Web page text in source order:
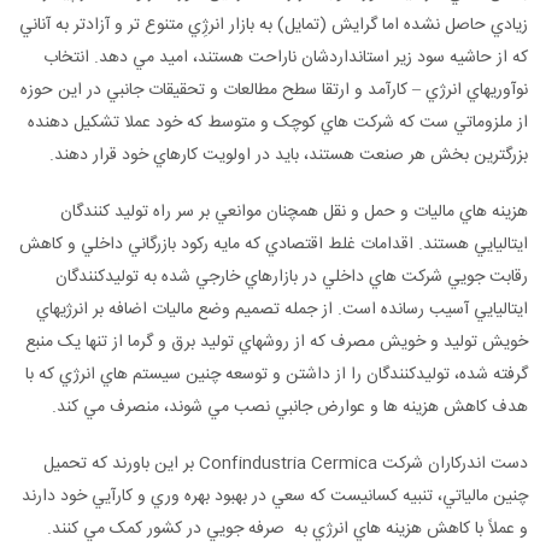
زيادي حاصل نشده اما گرايش (تمايل) به بازار انرژِي متنوع تر و آزادتر به آناني
که از حاشيه سود زير استانداردشان ناراحت هستند، اميد مي دهد. انتخاب
نوآوريهاي انرژي – کارآمد و ارتقا سطح مطالعات و تحقيقات جانبي در اين حوزه
از ملزوماتي ست که شرکت هاي کوچک و متوسط که خود عملا تشکيل دهنده
بزرگترين بخش هر صنعت هستند، بايد در اولويت کارهاي خود قرار دهند.
هزينه هاي ماليات و حمل و نقل همچنان موانعي بر سر راه توليد کنندگان
ايتاليايي هستند. اقدامات غلط اقتصادي که مايه رکود بازرگاني داخلي و کاهش
رقابت جويي شرکت هاي داخلي در بازارهاي خارجي شده به توليدکنندگان
ايتاليايي آسيب رسانده است. از جمله تصميم وضع ماليات اضافه بر انرژيهاي
خويش توليد و خويش مصرف که از روشهاي توليد برق و گرما از تنها يک منبع
گرفته شده، توليدکنندگان را از داشتن و توسعه چنين سيستم هاي انرژي که با
هدف کاهش هزينه ها و عوارض جانبي نصب مي شوند، منصرف مي کند.
دست اندرکاران شرکت Confindustria Cermica بر اين باورند که تحميل
چنين مالياتي، تنبيه کسانيست که سعي در بهبود بهره وري و کارآيي خود دارند
و عملاً با کاهش هزينه هاي انرژي به صرفه جويي در کشور کمک مي کنند.